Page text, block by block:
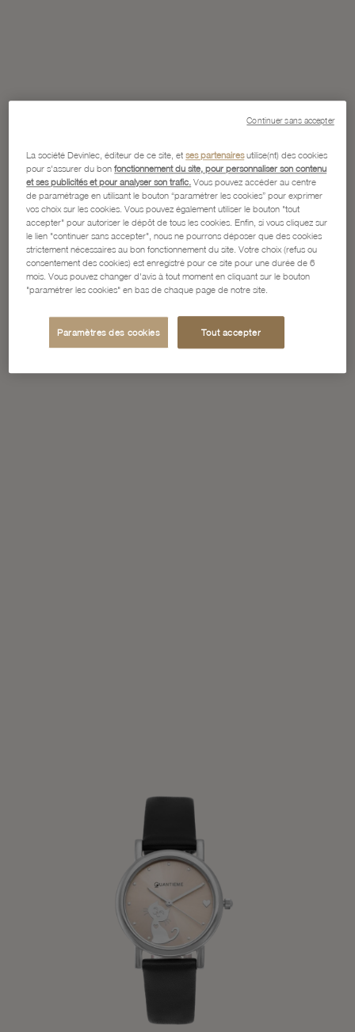
La société Devinlec, éditeur de ce site, etses partenairesutilise(nt) des cookies
pour s'assurer du bonfonctionnement du site, pour personnaliser son contenu
et ses publicités et pour analyser son trafic. Vous pouvez accéder au centre
de paramétrage en utilisant le bouton “paramétrer les cookies” pour exprimer
vos choix sur les cookies. Vous pouvez également utiliser le bouton "tout
accepter" pour autoriser le dépôt de tous les cookies. Enfin, si vous cliquez sur
le lien "continuer sans accepter", nous ne pourrons déposer que des cookies
strictement nécessaires au bon fonctionnement du site. Votre choix (refus ou
consentement des cookies) est enregistré pour ce site pour une durée de 6
mois. Vous pouvez changer d'avis à tout moment en cliquant sur le bouton
"paramétrer les cookies" en bas de chaque page de notre site.
Paramètres des cookies Tout accepter
Continuer sans accepter